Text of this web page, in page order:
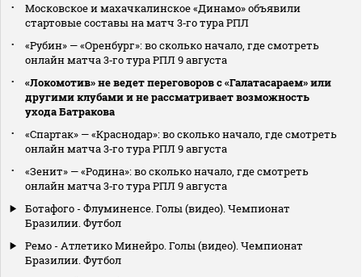
Московское и махачкалинское «Динамо» объявили
стартовые составы на матч 3‑го тура РПЛ
«Рубин» — «Оренбург»: во сколько начало, где смотреть
онлайн матча 3‑го тура РПЛ 9 августа
«Локомотив» не ведет переговоров с «Галатасараем» или
другими клубами и не рассматривает возможность
ухода Батракова
«Спартак» — «Краснодар»: во сколько начало, где смотреть
онлайн матча 3‑го тура РПЛ 9 августа
«Зенит» — «Родина»: во сколько начало, где смотреть
онлайн матча 3‑го тура РПЛ 9 августа
Ботафого - Флуминенсе. Голы (видео). Чемпионат
Бразилии. Футбол
Ремо - Атлетико Минейро. Голы (видео). Чемпионат
Бразилии. Футбол